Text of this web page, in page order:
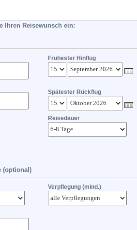
Ihren Reisewunsch ein:
Frühester Hinflug
Spätester Rückflug
Reisedauer
(optional)
Verpflegung (mind.)